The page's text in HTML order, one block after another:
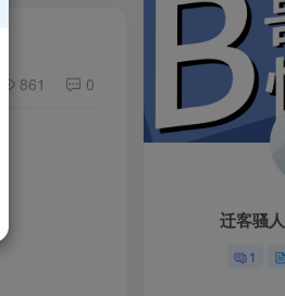
861 0
迁客骚人
1